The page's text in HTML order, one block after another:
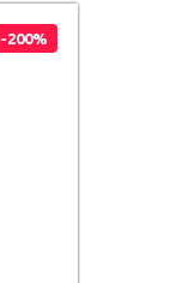
-200%